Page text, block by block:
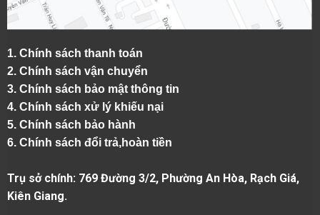
1. Chính sách thanh toán
2. Chính sách vận chuyển
3. Chính sách bảo mật thông tin
4. Chính sách xử lý khiếu nại
5. Chính sách bảo hành
6. Chính sách đổi trả,hoàn tiền
Trụ sở chính: 769 Đường 3/2, Phường An Hòa, Rạch Giá,
Kiên Giang.